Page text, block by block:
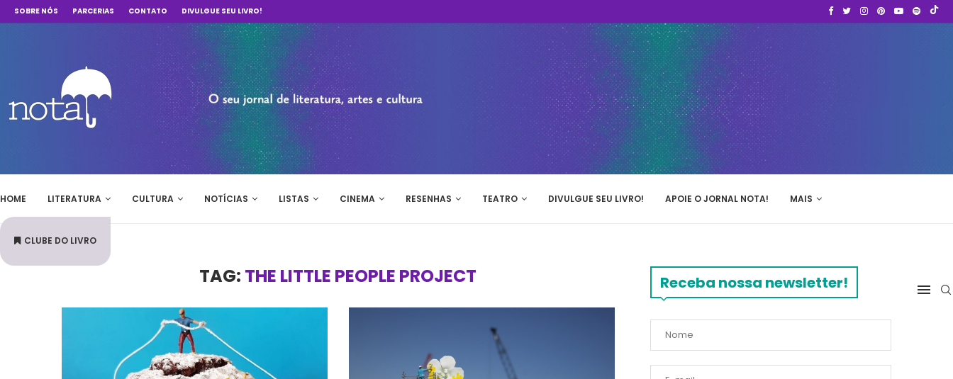
SOBRE NÓS PARCERIAS CONTATO DIVULGUE SEU LIVRO!
HOME LITERATURA CULTURA NOTÍCIAS LISTAS CINEMA RESENHAS TEATRO DIVULGUE SEU LIVRO! APOIE O JORNAL NOTA! MAIS
CLUBE DO LIVRO
TAG: THE LITTLE PEOPLE PROJECT Receba nossa newsletter!